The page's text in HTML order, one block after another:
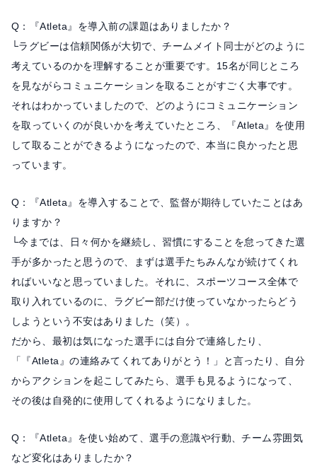
Q：『Atleta』を導入前の課題はありましたか？
└ラグビーは信頼関係が大切で、チームメイト同士がどのように
考えているのかを理解することが重要です。15名が同じところ
を見ながらコミュニケーションを取ることがすごく大事です。
それはわかっていましたので、どのようにコミュニケーション
を取っていくのが良いかを考えていたところ、『Atleta』を使用
して取ることができるようになったので、本当に良かったと思
っています。
Q：『Atleta』を導入することで、監督が期待していたことはあ
りますか？
└今までは、日々何かを継続し、習慣にすることを怠ってきた選
手が多かったと思うので、まずは選手たちみんなが続けてくれ
ればいいなと思っていました。それに、スポーツコース全体で
取り入れているのに、ラグビー部だけ使っていなかったらどう
しようという不安はありました（笑）。
だから、最初は気になった選手には自分で連絡したり、
「『Atleta』の連絡みてくれてありがとう！」と言ったり、自分
からアクションを起こしてみたら、選手も見るようになって、
その後は自発的に使用してくれるようになりました。
Q：『Atleta』を使い始めて、選手の意識や行動、チーム雰囲気
など変化はありましたか？